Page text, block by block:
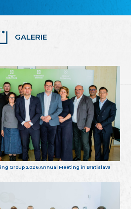
GALERIE
Group 2026 Annual Meeting in Bratislava